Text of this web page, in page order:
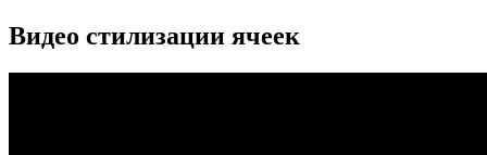
Видео стилизации ячеек